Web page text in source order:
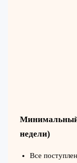
Минимальный
недели)
Все